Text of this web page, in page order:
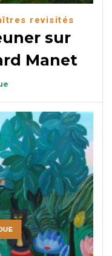
revisités
sur
Manet